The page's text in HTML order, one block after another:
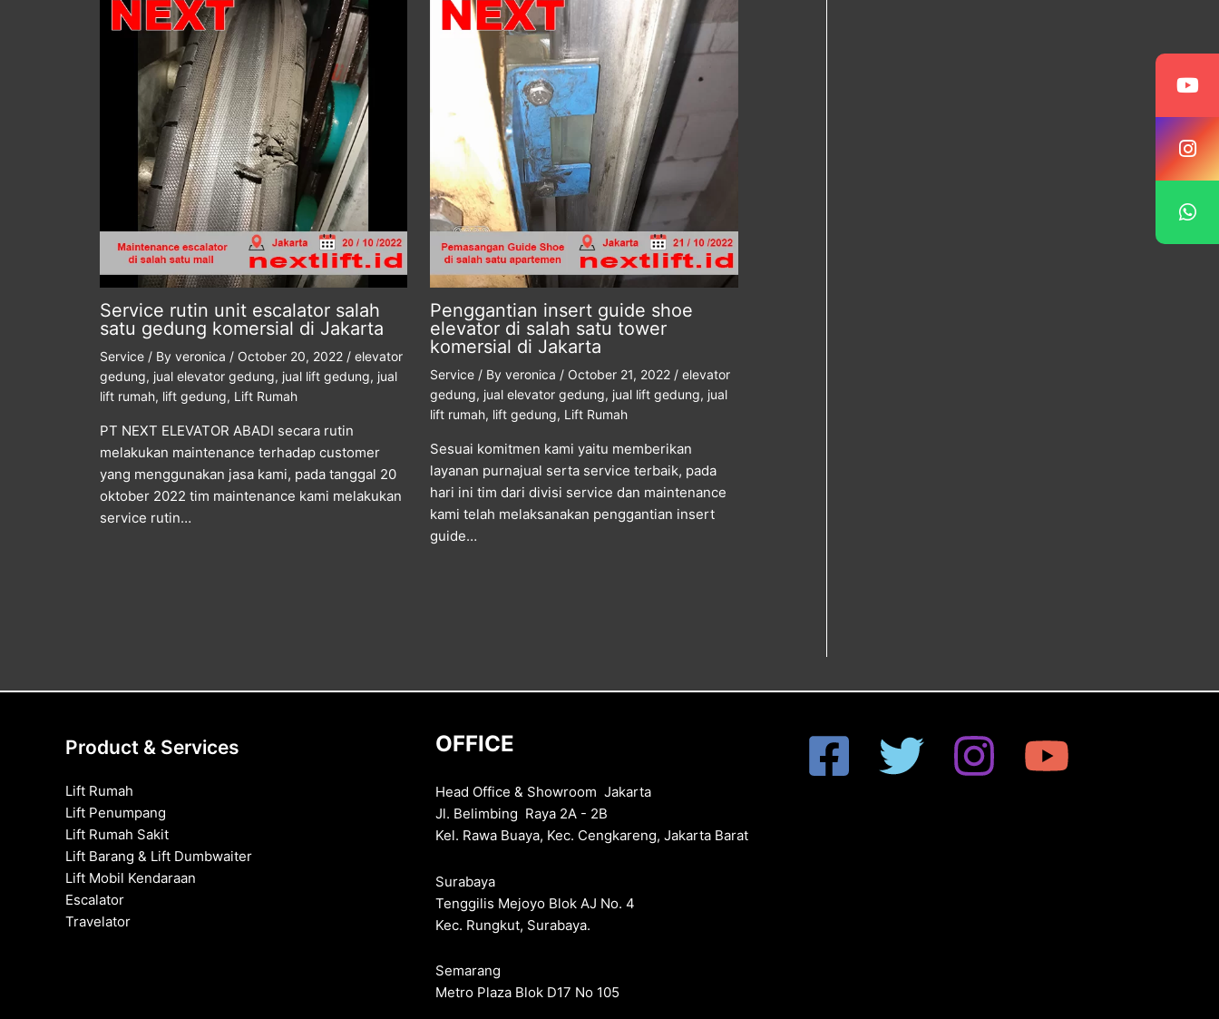
Service rutin unit escalator salah
satu gedung komersial di Jakarta
Service/ By veronica / October 20, 2022 / elevator
gedung, jual elevator gedung, jual lift gedung, jual
lift rumah, lift gedung, Lift Rumah
PT NEXT ELEVATOR ABADI secara rutin
melakukan maintenance terhadap customer
yang menggunakan jasa kami, pada tanggal 20
oktober 2022 tim maintenance kami melakukan
service rutin…
Penggantian insert guide shoe
elevator di salah satu tower
komersial di Jakarta
Service / By veronica / October 21, 2022 / elevator
gedung, jual elevator gedung, jual lift gedung, jual
lift rumah, lift gedung, Lift Rumah
Sesuai komitmen kami yaitu memberikan
layanan purnajual serta service terbaik, pada
hari ini tim dari divisi service dan maintenance
kami telah melaksanakan penggantian insert
guide…
Product & Services
Lift Rumah
Lift Penumpang
Lift Rumah Sakit
Lift Barang & Lift Dumbwaiter
Lift Mobil Kendaraan
Escalator
Travelator
OFFICE
Head Office & Showroom Jakarta
Jl. Belimbing Raya 2A - 2B
Kel. Rawa Buaya, Kec. Cengkareng, Jakarta Barat
Surabaya
Tenggilis Mejoyo Blok AJ No. 4
Kec. Rungkut, Surabaya.
Semarang
Metro Plaza Blok D17 No 105